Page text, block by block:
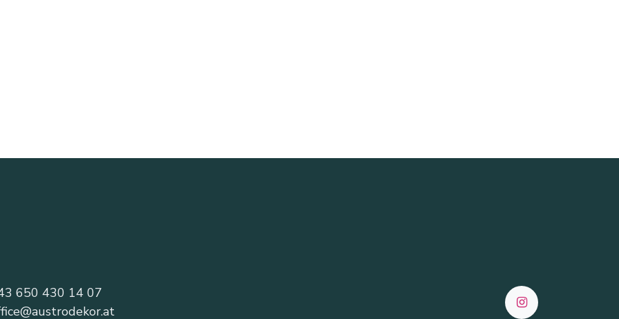
650 430 14 07